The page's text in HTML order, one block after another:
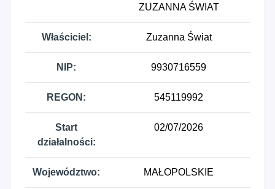
ZUZANNA ŚWIAT
Właściciel: Zuzanna Świat
NIP: 9930716559
REGON: 545119992
Start
działalności:
02/07/2026
Województwo: MAŁOPOLSKIE